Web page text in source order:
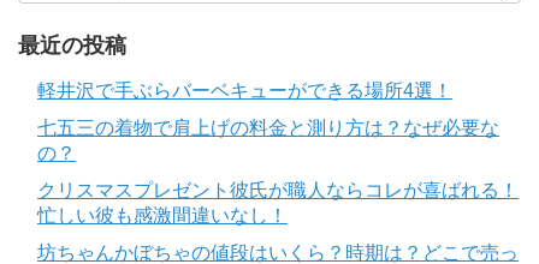
最近の投稿
軽井沢で手ぶらバーベキューができる場所4選！
七五三の着物で肩上げの料金と測り方は？なぜ必要な
の？
クリスマスプレゼント彼氏が職人ならコレが喜ばれる！
忙しい彼も感激間違いなし！
坊ちゃんかぼちゃの値段はいくら？時期は？どこで売っ